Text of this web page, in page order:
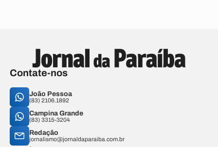
Contate-nos
João Pessoa
(83) 2106.1892
Campina Grande
(83) 3315-3204
Redação
jornalismo@jornaldaparaiba.com.br